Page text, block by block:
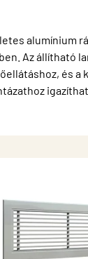
alumínium
Az állítható
és a